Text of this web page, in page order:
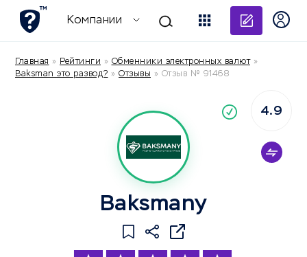
Компании
Главная » Рейтинги » Обменники электронных валют»
Baksman это развод? » Отзывы » Отзыв № 91468
Baksmany
4.9